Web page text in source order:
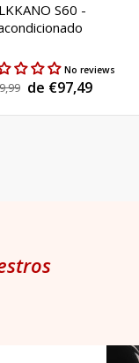
S60 -
No reviews
Precio
de
de €97,49